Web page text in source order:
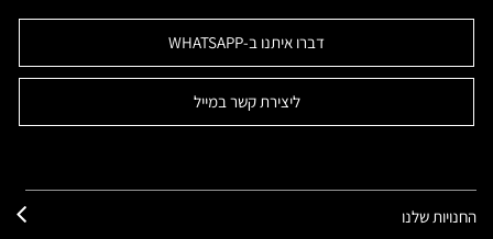
דברו איתנו ב-WHATSAPP
ליצירת קשר במייל
החנויות שלנו